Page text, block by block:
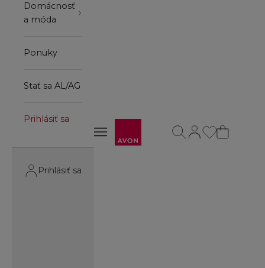
Otvoriť navigačné menu
Otvoriť navigačné menu
Otvoriť stránku
Otvoriť vyhľadávanie
Domácnosť
a móda
Ponuky
Stať sa AL/AG
Prihlásiť sa
Prihlásiť sa